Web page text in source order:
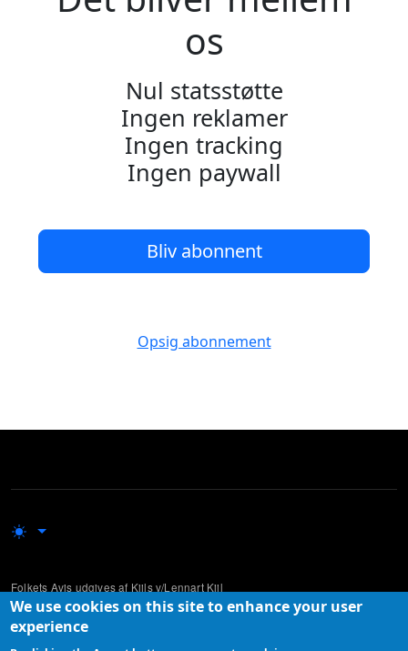
os
Nul statsstøtte
Ingen reklamer
Ingen tracking
Ingen paywall
Bliv abonnent
Opsig abonnement
Folkets Avis udgives af Kiils v/Lennart Kiil
Udgivelsen supplerer mere traditionelle og etablerede medier ved at lade
ikke-professionelle skribenter komme til orde i den offentlige debat.
We use cookies on this site to enhance your user
experience